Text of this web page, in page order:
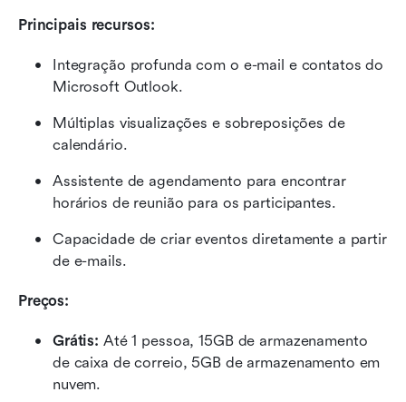
Principais recursos:
Integração profunda com o e-mail e contatos do
Microsoft Outlook.
Múltiplas visualizações e sobreposições de
calendário.
Assistente de agendamento para encontrar
horários de reunião para os participantes.
Capacidade de criar eventos diretamente a partir
de e-mails.
Preços:
Grátis: Até 1 pessoa, 15GB de armazenamento
de caixa de correio, 5GB de armazenamento em
nuvem.